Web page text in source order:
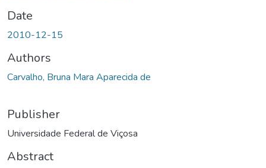
Date
2010-12-15
Authors
Carvalho, Bruna Mara Aparecida de
Publisher
Universidade Federal de Viçosa
Abstract